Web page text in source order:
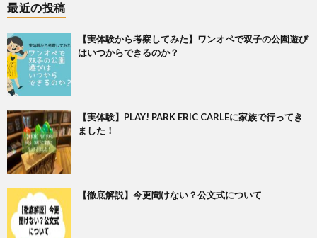
最近の投稿
【実体験から考察してみた】ワンオペで双子の公園遊び
はいつからできるのか？
【実体験】PLAY! PARK ERIC CARLEに家族で行ってき
ました！
【徹底解説】今更聞けない？公文式について